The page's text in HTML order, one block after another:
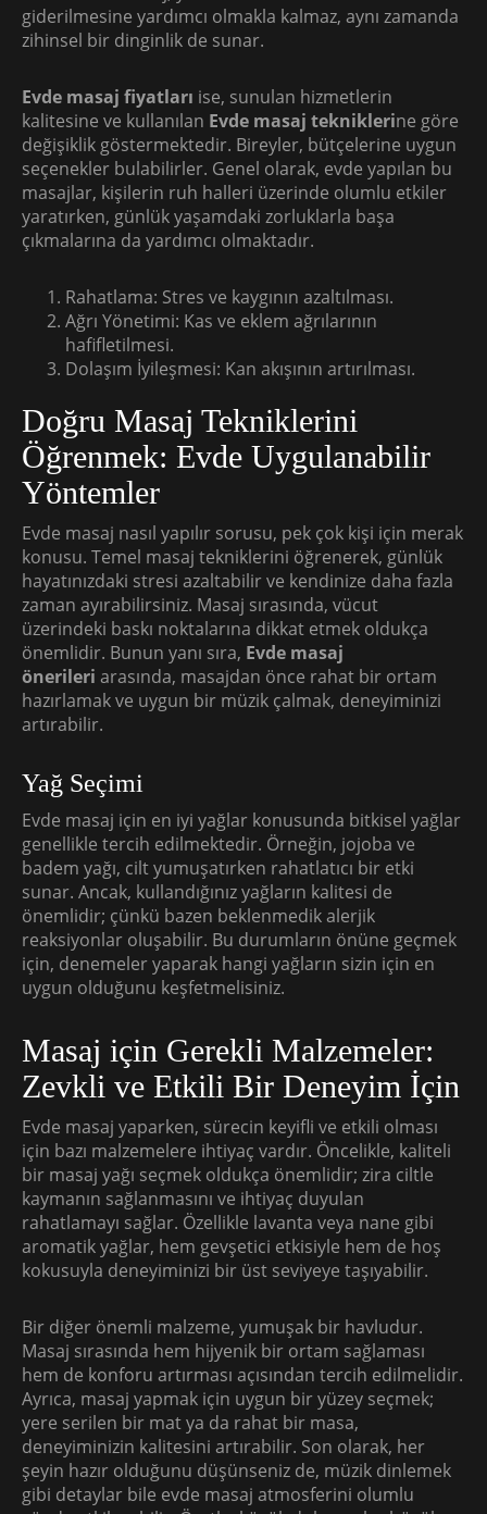
giderilmesine yardımcı olmakla kalmaz, aynı zamanda
zihinsel bir dinginlik de sunar.
Evde masaj fiyatları ise, sunulan hizmetlerin
kalitesine ve kullanılan Evde masaj tekniklerine göre
değişiklik göstermektedir. Bireyler, bütçelerine uygun
seçenekler bulabilirler. Genel olarak, evde yapılan bu
masajlar, kişilerin ruh halleri üzerinde olumlu etkiler
yaratırken, günlük yaşamdaki zorluklarla başa
çıkmalarına da yardımcı olmaktadır.
Rahatlama: Stres ve kaygının azaltılması.
Ağrı Yönetimi: Kas ve eklem ağrılarının
hafifletilmesi.
Dolaşım İyileşmesi: Kan akışının artırılması.
Doğru Masaj Tekniklerini
Öğrenmek: Evde Uygulanabilir
Yöntemler
Evde masaj nasıl yapılır sorusu, pek çok kişi için merak
konusu. Temel masaj tekniklerini öğrenerek, günlük
hayatınızdaki stresi azaltabilir ve kendinize daha fazla
zaman ayırabilirsiniz. Masaj sırasında, vücut
üzerindeki baskı noktalarına dikkat etmek oldukça
önemlidir. Bunun yanı sıra, Evde masaj
önerileri arasında, masajdan önce rahat bir ortam
hazırlamak ve uygun bir müzik çalmak, deneyiminizi
artırabilir.
Yağ Seçimi
Evde masaj için en iyi yağlar konusunda bitkisel yağlar
genellikle tercih edilmektedir. Örneğin, jojoba ve
badem yağı, cilt yumuşatırken rahatlatıcı bir etki
sunar. Ancak, kullandığınız yağların kalitesi de
önemlidir; çünkü bazen beklenmedik alerjik
reaksiyonlar oluşabilir. Bu durumların önüne geçmek
için, denemeler yaparak hangi yağların sizin için en
uygun olduğunu keşfetmelisiniz.
Masaj için Gerekli Malzemeler:
Zevkli ve Etkili Bir Deneyim İçin
Evde masaj yaparken, sürecin keyifli ve etkili olması
için bazı malzemelere ihtiyaç vardır. Öncelikle, kaliteli
bir masaj yağı seçmek oldukça önemlidir; zira ciltle
kaymanın sağlanmasını ve ihtiyaç duyulan
rahatlamayı sağlar. Özellikle lavanta veya nane gibi
aromatik yağlar, hem gevşetici etkisiyle hem de hoş
kokusuyla deneyiminizi bir üst seviyeye taşıyabilir.
Bir diğer önemli malzeme, yumuşak bir havludur.
Masaj sırasında hem hijyenik bir ortam sağlaması
hem de konforu artırması açısından tercih edilmelidir.
Ayrıca, masaj yapmak için uygun bir yüzey seçmek;
yere serilen bir mat ya da rahat bir masa,
deneyiminizin kalitesini artırabilir. Son olarak, her
şeyin hazır olduğunu düşünseniz de, müzik dinlemek
gibi detaylar bile evde masaj atmosferini olumlu